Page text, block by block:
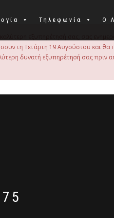
Τηλεφωνία Ο
τη Τετάρτη 19 Αυγούστου και
δυνατή εξυπηρέτησή σας